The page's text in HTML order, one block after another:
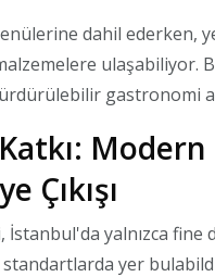
dahil ederken,
ulaşabiliyor.
gastronomi
Çıkışı
yalnızca fine
yer